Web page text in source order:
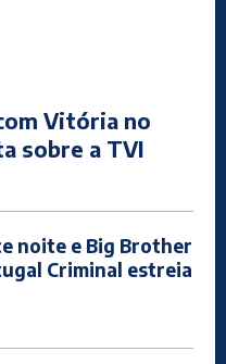
Vitória no
sobre a TVI
noite e Big Brother
Criminal estreia